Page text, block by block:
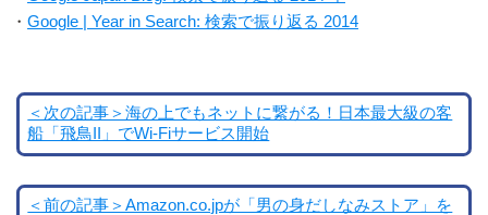
・ Google | Year in Search: 検索で振り返る 2014
＜次の記事＞海の上でもネットに繋がる！日本最大級の客
船「飛鳥II」でWi-Fiサービス開始
＜前の記事＞Amazon.co.jpが「男の身だしなみストア」を